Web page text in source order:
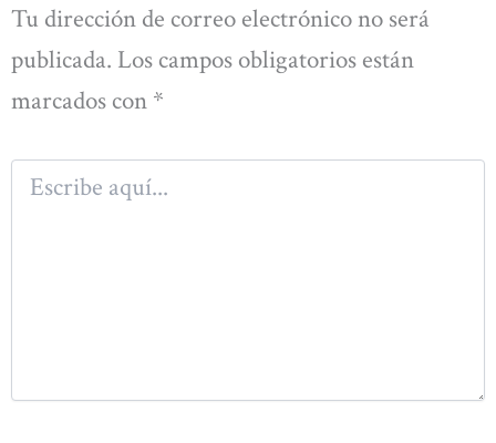
Tu dirección de correo electrónico no será
publicada. Los campos obligatorios están
marcados con *
Escribe
aquí...